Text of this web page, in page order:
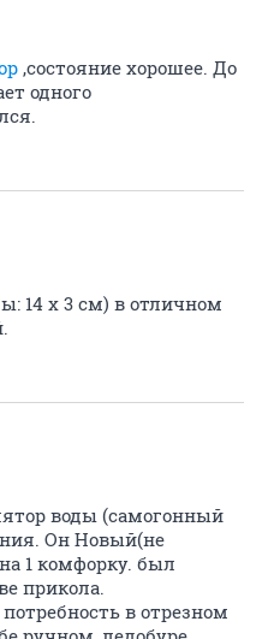
,состояние хорошее. До
одного
14 х 3 см) в отличном
воды (самогонный
Он Новый(не
1 комфорку. был
прикола.
в отрезном